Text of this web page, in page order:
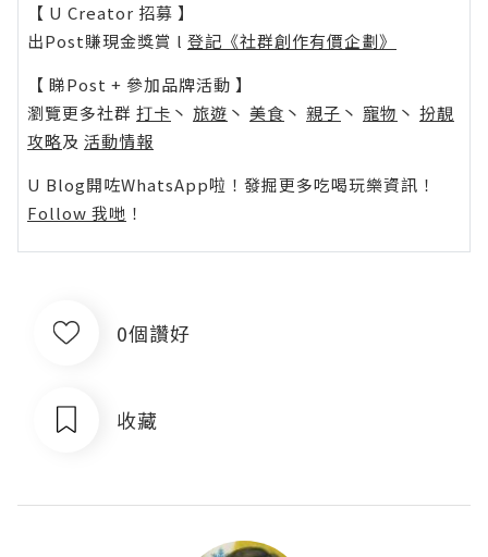
【 U Creator 招募 】
出Post賺現金獎賞 l 登記《社群創作有價企劃》
【 睇Post + 參加品牌活動 】
瀏覽更多社群 打卡 丶 旅遊 丶 美食 丶 親子 丶 寵物 丶 扮靚
攻略及 活動情報
U Blog開咗WhatsApp啦！發掘更多吃喝玩樂資訊！
Follow 我哋 ！
0個讚好
收藏